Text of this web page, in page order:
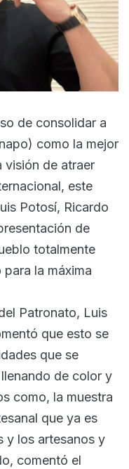
de consolidar a
como la mejor
de atraer
este
Potosí, Ricardo
de
totalmente
la máxima
Patronato, Luis
que esto se
que se
de color y
como, la muestra
que ya es
y los artesanos y
comentó el